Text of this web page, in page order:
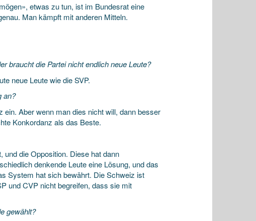
etwas zu tun, ist im Bundesrat eine
Man kämpft mit anderen Mitteln.
braucht die Partei nicht endlich neue Leute?
neue Leute wie die SVP.
an?
Aber wenn man dies nicht will, dann besser
Konkordanz als das Beste.
die Opposition. Diese hat dann
denkende Leute eine Lösung, und das
System hat sich bewährt. Die Schweiz ist
und CVP nicht begreifen, dass sie mit
gewählt?